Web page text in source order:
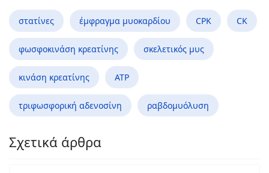
στατίνες έμφραγμα μυοκαρδίου CPK CK
φωσφοκινάση κρεατίνης σκελετικός μυς
κινάση κρεατίνης ΑΤΡ
τριφωσφορική αδενοσίνη ραβδομυόλυση
Σχετικά άρθρα